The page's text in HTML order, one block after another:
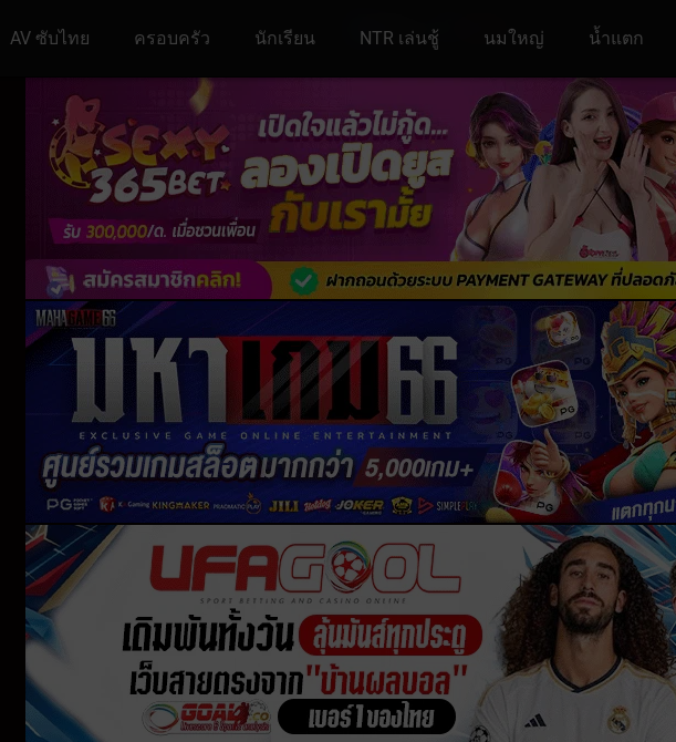
AV ซับไทย ครอบครัว นักเรียน NTR เล่นชู้ นมใหญ่ น้ำแตก